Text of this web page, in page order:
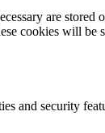
are stored
cookies will
and security